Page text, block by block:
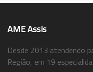
AME Assis
Desde 2013 atendendo
Região, em 19